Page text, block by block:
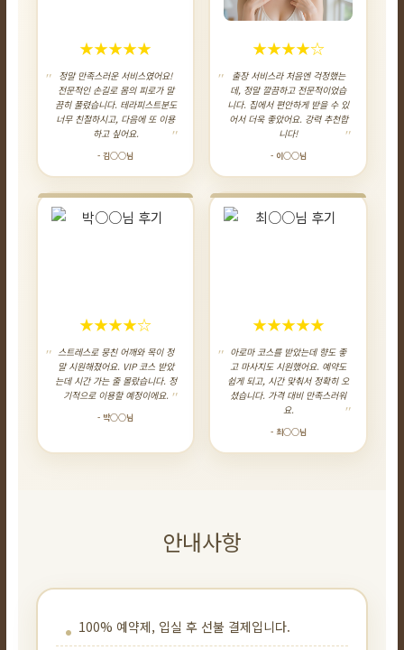
★★★★★
정말 만족스러운 서비스였어요!
전문적인 손길로 몸의 피로가 말
끔히 풀렸습니다. 테라피스트분도
너무 친절하시고, 다음에 또 이용
하고 싶어요.
- 김○○님
★★★★☆
출장 서비스라 처음엔 걱정했는
데, 정말 깔끔하고 전문적이었습
니다. 집에서 편안하게 받을 수 있
어서 더욱 좋았어요. 강력 추천합
니다!
- 이○○님
★★★★☆
스트레스로 뭉친 어깨와 목이 정
말 시원해졌어요. VIP 코스 받았
는데 시간 가는 줄 몰랐습니다. 정
기적으로 이용할 예정이에요.
- 박○○님
★★★★★
아로마 코스를 받았는데 향도 좋
고 마사지도 시원했어요. 예약도
쉽게 되고, 시간 맞춰서 정확히 오
셨습니다. 가격 대비 만족스러워
요.
- 최○○님
안내사항
100% 예약제, 입실 후 선불 결제입니다.